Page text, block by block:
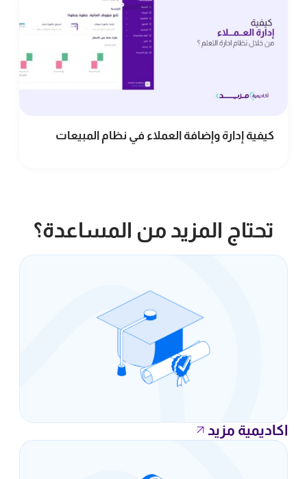
كيفية إدارة وإضافة العملاء في نظام المبيعات
تحتاج المزيد من المساعدة؟
اكاديمية مزيد